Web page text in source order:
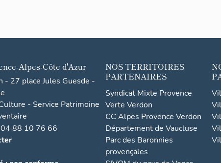
Alpes-Côte d'Azur
- 27 place Jules Guesde -
- Service Patrimoine
88 10 76 66
NOS TERRITOIRES
PARTENAIRES
Syndicat Mixte Provence
Verte Verdon
CC Alpes Provence Verdon
Département de Vaucluse
Parc des Baronnies
provençales